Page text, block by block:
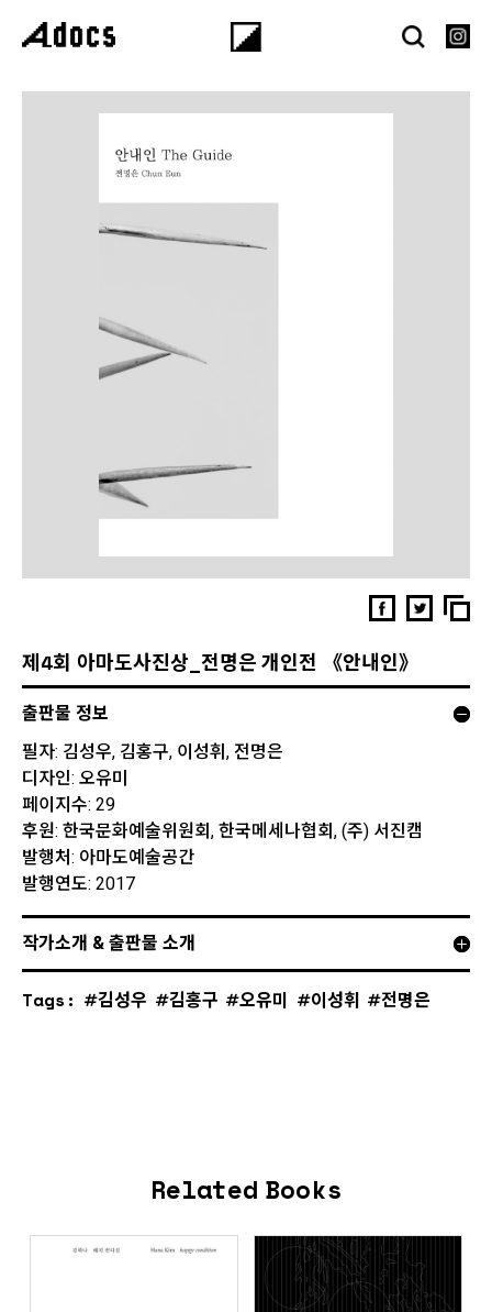
제4회 아마도사진상_전명은 개인전 《안내인》
출판물 정보
필자: 김성우, 김홍구, 이성휘, 전명은
디자인: 오유미
페이지수: 29
후원: 한국문화예술위원회, 한국메세나협회, (주) 서진캠
발행처: 아마도예술공간
발행연도: 2017
작가소개 & 출판물 소개
Tags: 김성우 김홍구 오유미 이성휘 전명은
Related Books